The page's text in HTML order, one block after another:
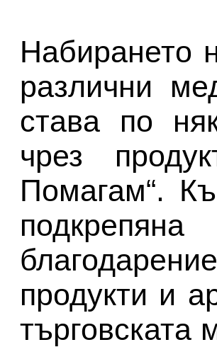
Набирането
различни
става по
чрез
Помагам“.
продукти и
търговската